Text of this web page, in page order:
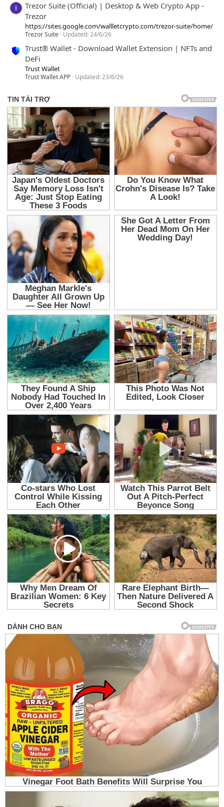
Trezor Suite (Official) | Desktop & Web Crypto App -
Trezor
https://sites.google.com/wallletcrypto.com/trezor-suite/home/
Trezor Suite Updated:24/6/26
Trust® Wallet - Download Wallet Extension | NFTs and
DeFi
Trust Wallet
Trust Wallet APP Updated:23/6/26